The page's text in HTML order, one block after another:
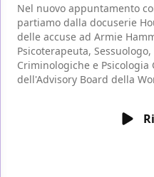
Nel nuovo appuntamento
partiamo dalla docuserie
delle accuse ad Armie
Psicoterapeuta,
Criminologiche e
dell'Advisory Board della